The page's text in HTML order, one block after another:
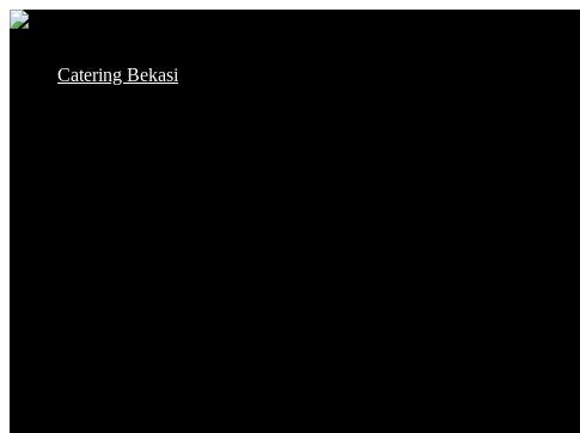
Skip
content
Catering Bekasi